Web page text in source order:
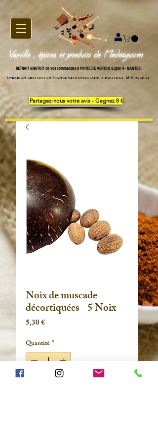
Vanille , épices et produits de Madagascar
RETRAIT GRATUIT de vos commandes à PORTE DE VERTOU (Ligne 4 - NANTES)
Livraison gratuite en France métropolitaine à partir de 65 € d'achat
Partagez-nous votre avis - Gagnez 8 €
Noix de muscade
décortiquées - 5 Noix
5,30 €Prix
Quantité*